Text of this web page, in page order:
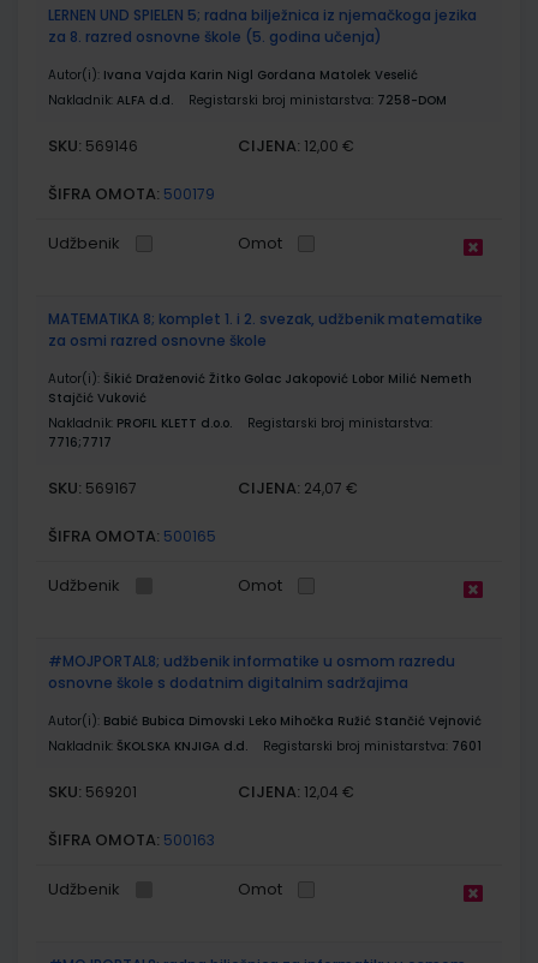
LERNEN UND SPIELEN 5; radna bilježnica iz njemačkoga jezika
za 8. razred osnovne škole (5. godina učenja)
Autor(i): Ivana Vajda Karin Nigl Gordana Matolek Veselić
Nakladnik: ALFA d.d. Registarski broj ministarstva: 7258-DOM
SKU: 569146 CIJENA: 12,00 €
ŠIFRA OMOTA: 500179
Udžbenik Omot
MATEMATIKA 8; komplet 1. i 2. svezak, udžbenik matematike
za osmi razred osnovne škole
Autor(i): Šikić Draženović Žitko Golac Jakopović Lobor Milić Nemeth
Stajčić Vuković
Nakladnik: PROFIL KLETT d.o.o.
Registarski broj ministarstva:
7716;7717
SKU: 569167 CIJENA: 24,07 €
ŠIFRA OMOTA: 500165
Udžbenik Omot
#MOJPORTAL8; udžbenik informatike u osmom razredu
osnovne škole s dodatnim digitalnim sadržajima
Autor(i): Babić Bubica Dimovski Leko Mihočka Ružić Stančić Vejnović
Nakladnik: ŠKOLSKA KNJIGA d.d. Registarski broj ministarstva: 7601
SKU: 569201 CIJENA: 12,04 €
ŠIFRA OMOTA: 500163
Udžbenik Omot